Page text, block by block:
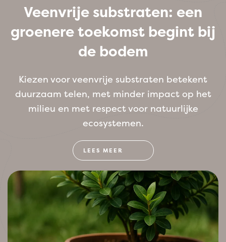
Veenvrije substraten: een
groenere toekomst begint bij
de bodem
Kiezen voor veenvrije substraten betekent
duurzaam telen, met minder impact op het
milieu en met respect voor natuurlijke
ecosystemen.
LEES MEER